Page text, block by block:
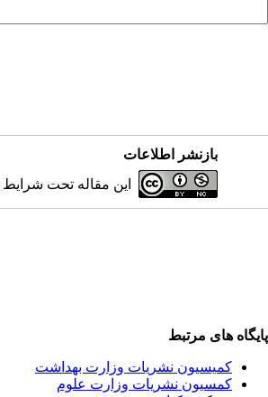
بازنشر اطلاعات
این مقاله تحت شرایط
پایگاه های مرتبط
کمیسیون نشریات وزارت بهداشت
کمسیون نشریات وزارت علوم